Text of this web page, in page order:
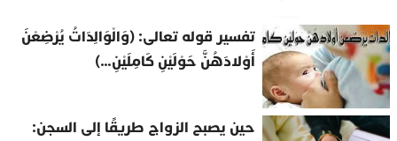
تفسير قوله تعالى: (وَالْوَالِدَاتُ يُرْضِعْنَ
أَوْلادَهُنَّ حَوْلَيْنِ كَامِلَيْنِ…)
حين يصبح الزواج طريقًا إلى السجن: